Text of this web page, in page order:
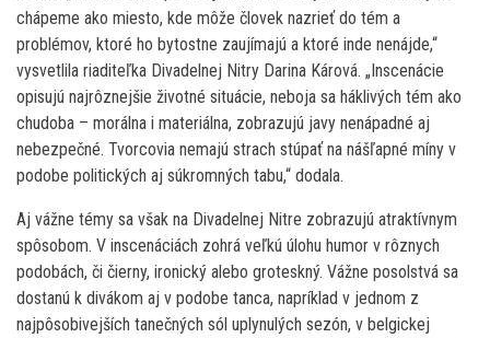
chápeme ako miesto, kde môže človek nazrieť do tém a
problémov, ktoré ho bytostne zaujímajú a ktoré inde nenájde,“
vysvetlila riaditeľka Divadelnej Nitry Darina Kárová. „Inscenácie
opisujú najrôznejšie životné situácie, neboja sa háklivých tém ako
chudoba – morálna i materiálna, zobrazujú javy nenápadné aj
nebezpečné. Tvorcovia nemajú strach stúpať na nášľapné míny v
podobe politických aj súkromných tabu,“ dodala.
Aj vážne témy sa však na Divadelnej Nitre zobrazujú atraktívnym
spôsobom. V inscenáciách zohrá veľkú úlohu humor v rôznych
podobách, či čierny, ironický alebo groteskný. Vážne posolstvá sa
dostanú k divákom aj v podobe tanca, napríklad v jednom z
najpôsobivejších tanečných sól uplynulých sezón, v belgickej